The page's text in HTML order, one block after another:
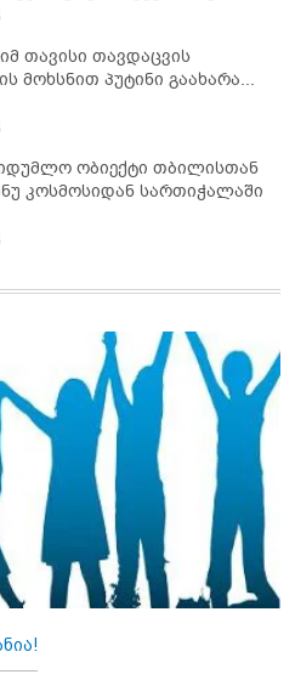
ჩაუშლია
თავისი თავდაცვის
მოხსნით პუტინი გაახარა...
ობიექტი თბილისთან
ახლოს ანუ კოსმოსიდან სართიჭალაში